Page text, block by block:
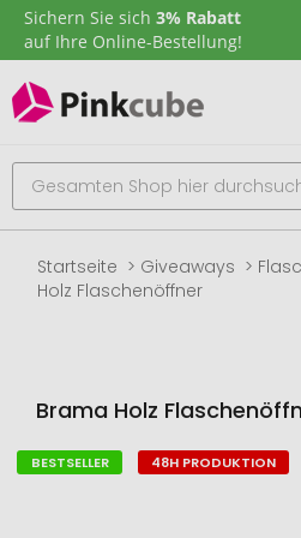
Sichern Sie sich 3% Rabatt
auf Ihre Online-Bestellung!
Startseite Giveaways
Holz Flaschenöffner
Brama Holz
Zum
BESTSELLER 48H PRODUKTION